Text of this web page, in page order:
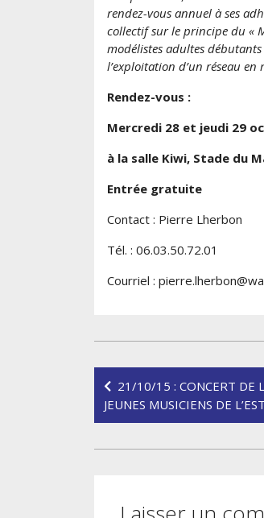
rendez-vous annuel à ses
collectif sur le principe du «
modélistes adultes
l’exploitation d’un réseau
Rendez-vous :
Mercredi 28 et jeudi 29
à la salle Kiwi, Stade du
Entrée gratuite
Contact : Pierre Lherbon
Tél. : 06.03.50.72.01
Courriel :
Navigation
de
21/10/15 : CONCERT DE
JEUNES MUSICIENS DE L’EST